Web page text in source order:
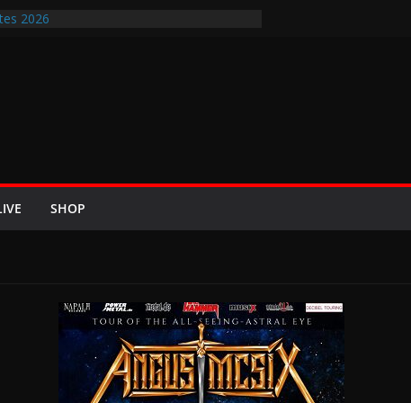
2026
im Sommer 2026 mit den Nightwish
europäischen Bühnen
2026 u.a. mit Helloween, In Flames,
und Eisbrecher
Britta Görtz / Hiraes: An den Auftritt von
auch noch auf meinem Sterbebett
SHOP